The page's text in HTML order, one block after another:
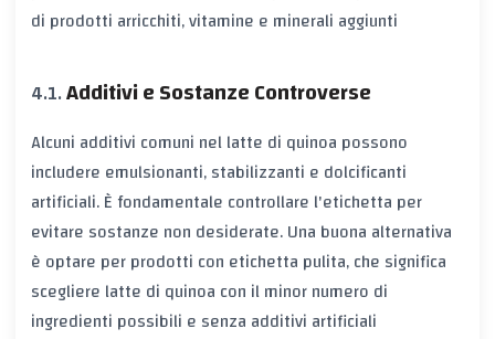
di prodotti arricchiti, vitamine e minerali aggiunti
Additivi e Sostanze Controverse
Alcuni additivi comuni nel latte di quinoa possono
includere emulsionanti, stabilizzanti e dolcificanti
artificiali. È fondamentale controllare l'etichetta per
evitare sostanze non desiderate. Una buona alternativa
è optare per prodotti con etichetta pulita, che significa
scegliere latte di quinoa con il minor numero di
ingredienti possibili e senza additivi artificiali